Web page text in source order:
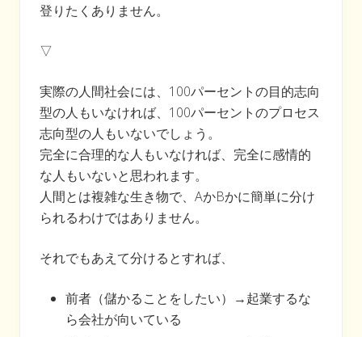
登りたくありません。
▽
実際の人間社会には、100パーセントの目的志向
型の人もいなければ、100パーセントのプロセス
志向型の人もいないでしょう。
完全に合理的な人もいなければ、完全に感情的
な人もいないと思われます。
人間とは複雑な生き物で、AかBかに簡単に分け
られるわけではありません。
それでもあえて分けるとすれば、
前者（儲かることをしたい）→起業するな
ら会社が向いている